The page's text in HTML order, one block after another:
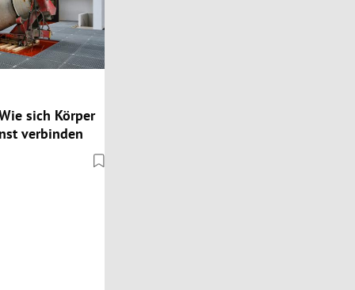
sich Körper
verbinden